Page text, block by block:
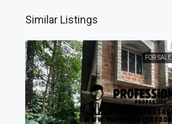
Similar Listings
FOR SALE